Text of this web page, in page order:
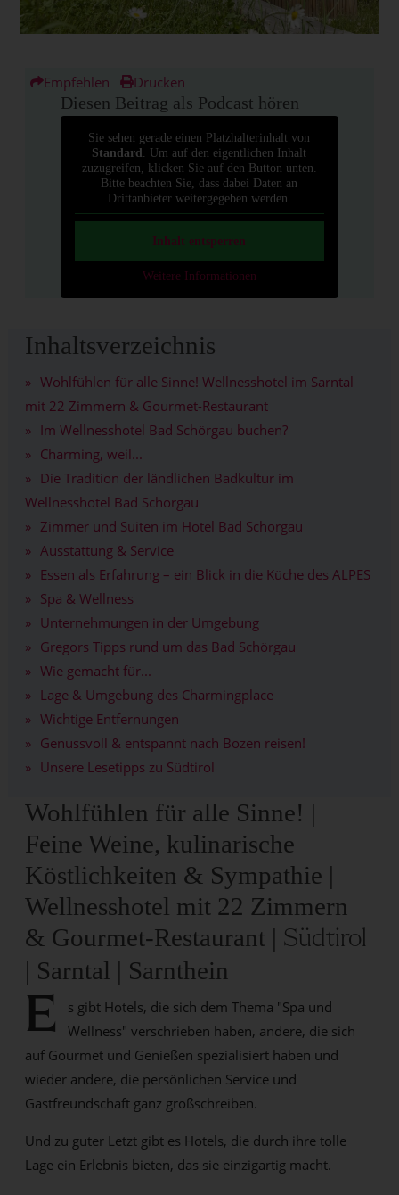
Empfehlen Drucken
Diesen Beitrag als Podcast hören
Sie sehen gerade einen Platzhalterinhalt von
Standard . Um auf den eigentlichen Inhalt
zuzugreifen, klicken Sie auf den Button unten.
Bitte beachten Sie, dass dabei Daten an
Drittanbieter weitergegeben werden.
Inhalt entsperren
Weitere Informationen
Inhaltsverzeichnis
Wohlfühlen für alle Sinne! Wellnesshotel im Sarntal
mit 22 Zimmern & Gourmet-Restaurant
Im Wellnesshotel Bad Schörgau buchen?
Charming, weil...
Die Tradition der ländlichen Badkultur im
Wellnesshotel Bad Schörgau
Zimmer und Suiten im Hotel Bad Schörgau
Ausstattung & Service
Essen als Erfahrung – ein Blick in die Küche des ALPES
Spa & Wellness
Unternehmungen in der Umgebung
Gregors Tipps rund um das Bad Schörgau
Wie gemacht für...
Lage & Umgebung des Charmingplace
Wichtige Entfernungen
Genussvoll & entspannt nach Bozen reisen!
Unsere Lesetipps zu Südtirol
Wohlfühlen für alle Sinne! |
Feine Weine, kulinarische
Köstlichkeiten & Sympathie |
Wellnesshotel mit 22 Zimmern
& Gourmet-Restaurant | Südtirol
| Sarntal | Sarnthein
E
s gibt Hotels, die sich dem Thema "Spa und
Wellness" verschrieben haben, andere, die sich
auf Gourmet und Genießen spezialisiert haben und
wieder andere, die persönlichen Service und
Gastfreundschaft ganz großschreiben.
Und zu guter Letzt gibt es Hotels, die durch ihre tolle
Lage ein Erlebnis bieten, das sie einzigartig macht.